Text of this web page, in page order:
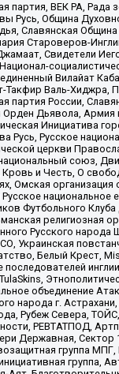
партия, ВЕК РА, Рада
Русь, Община
Славянская
Староверов-
Свидетели
Вилайат
Такфир Валь-Хиджра,
партия России,
Дьявола, Армия
Инициатива
Русь, Русское
церкви
союз,
Кровь и Честь, О
Омская организация
национальное
Футбольного
религиозная
Русского народа
Украинская
Белый Крест,
последователей
объединение
народа г.
Рубеж Севера,
РЕВТАТПОД,
Державная, Сектор
группа
группа,